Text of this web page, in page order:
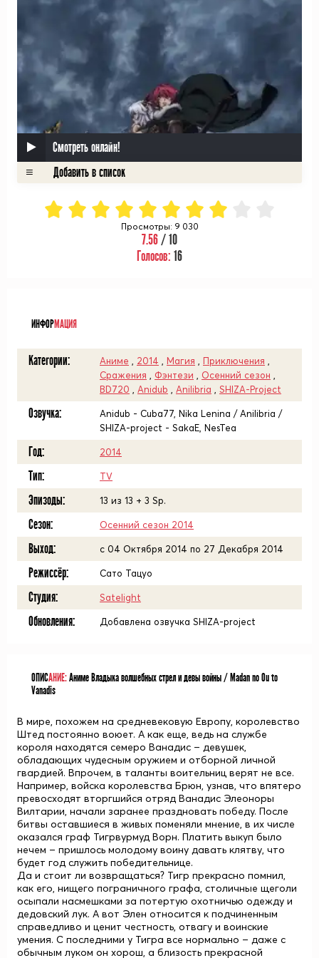
Смотреть онлайн!
Просмотры: 9 030
7.56/ 10
Голосов: 16
ИНФОРМАЦИЯ
Категории: Аниме 2014 Магия Приключения
Сражения
Фэнтези Осенний сезон
BD720
Anidub Anilibria SHIZA-Project
Озвучка:
Anidub - Cuba77, Nika Lenina / Anilibria /
SHIZA-project - SakaE, NesTea
Год: 2014
Тип: TV
Эпизоды: 13 из 13 + 3 Sp.
Сезон: Осенний сезон 2014
Выход: c 04 Октября 2014 по 27 Декабря 2014
Режиссёр: Сато Тацуо
Студия: Satelight
Обновления: Добавлена озвучка SHIZA-project
ОПИСАНИЕ:Аниме Владыка волшебных стрел и девы войны / Madan no Ou to
Vanadis
В мире, похожем на средневековую Европу, королевство
Штед постоянно воюет. А как еще, ведь на службе
короля находятся семеро Ванадис – девушек,
обладающих чудесным оружием и отборной личной
гвардией. Впрочем, в таланты воительниц верят не все.
Например, войска королевства Брюн, узнав, что впятеро
превосходят вторгшийся отряд Ванадис Элеоноры
Вилтарии, начали заранее праздновать победу. После
битвы оставшиеся в живых поменяли мнение, в их числе
оказался граф Тигрвурмуд Ворн. Платить выкуп было
нечем – пришлось молодому воину давать клятву, что
будет год служить победительнице.
Да и стоит ли возвращаться? Тигр прекрасно помнил,
как его, нищего пограничного графа, столичные щеголи
осыпали насмешками за потертую охотничью одежду и
дедовский лук. А вот Элен относится к подчиненным
справедливо и ценит честность, отвагу и воинские
умения. С последними у Тигра все нормально – даже с
обычным луком он хорош, а близость прекрасной